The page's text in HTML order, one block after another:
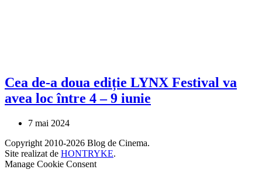
Cea de-a doua ediție LYNX Festival va
avea loc între 4 – 9 iunie
7 mai 2024
Copyright 2010-2026 Blog de Cinema.
Site realizat de HONTRYKE.
Manage Cookie Consent